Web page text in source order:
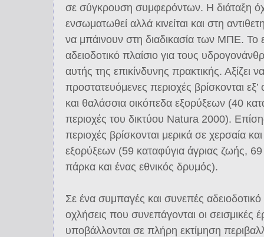
σε σύγκρουση συμφερόντων. Η διάταξη
ενσωματωθεί αλλά κινείται και στη
να μπάινουν στη διαδικασία των ΜΠΕ. Το
αδειοδοτικό πλαίσιο για τους
αυτής της επικίνδυνης πρακτικής. Αξίζει
προστατευόμενες περιοχές βρίσκονται
και θαλάσσια οικόπεδα εξορύξεων (40
περιοχές του δικτύου Natura 2000).
περιοχές βρίσκονται μερικά σε χερσαία
εξορύξεων (59 καταφύγια άγριας ζωής,
πάρκα και ένας εθνικός δρυμός).
Σε ένα συμπαγές και συνεπές αδειοδοτικό
οχλήσεις που συνεπάγονται οι σεισμικές
υποβάλλονται σε πλήρη εκτίμηση